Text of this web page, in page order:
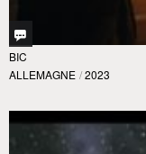
BIC
ALLEMAGNE / 2023